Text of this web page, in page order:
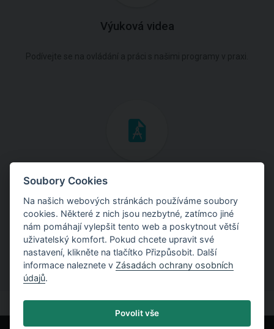
Výuková videa
Inženýrské manuály
Stáhněte si manuály s teoretickými i praktickými ukázkami
použití programů.
Soubory Cookies
Na našich webových stránkách používáme soubory
cookies. Některé z nich jsou nezbytné, zatímco jiné
nám pomáhají vylepšit tento web a poskytnout větší
uživatelský komfort. Pokud chcete upravit své
nastavení, klikněte na tlačítko Přizpůsobit. Další
informace naleznete v Zásadách ochrany osobních
údajů.
Povolit vše